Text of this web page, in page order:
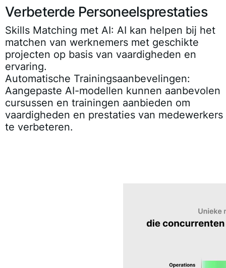
Verbeterde Personeelsprestaties
Skills Matching met AI: AI kan helpen bij het
matchen van werknemers met geschikte
projecten op basis van vaardigheden en
ervaring.
Automatische Trainingsaanbevelingen:
Aangepaste AI-modellen kunnen aanbevolen
cursussen en trainingen aanbieden om
vaardigheden en prestaties van medewerkers
te verbeteren.